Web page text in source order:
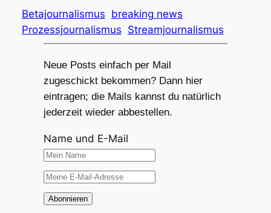
Betajournalismus breaking news
Prozessjournalismus Streamjournalismus
Neue Posts einfach per Mail
zugeschickt bekommen? Dann hier
eintragen; die Mails kannst du natürlich
jederzeit wieder abbestellen.
Name und E-Mail